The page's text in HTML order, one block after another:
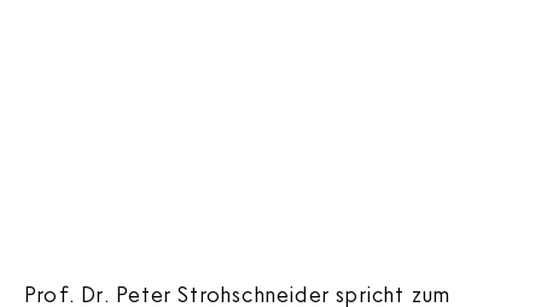
Prof. Dr. Peter Strohschneider spricht zum